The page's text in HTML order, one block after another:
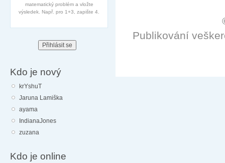
matematický problém a vložte
výsledek. Např. pro 1+3, zapište 4.
Kdo je nový
krYshuT
Jaruna Lamiška
ayama
IndianaJones
zuzana
Kdo je online
Publikování